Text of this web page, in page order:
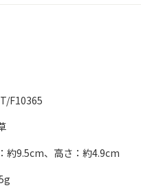
F10365
約9.5cm、高さ：約4.9cm